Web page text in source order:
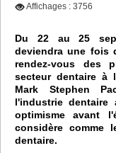
Affichages : 3756
Du 22 au 25
deviendra une fois
rendez-vous des
secteur dentaire à
Mark Stephen
l'industrie dentaire
optimisme avant
considère comme
dentaire.